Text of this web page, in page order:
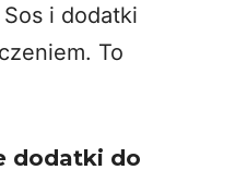
i dodatki
To
dodatki do